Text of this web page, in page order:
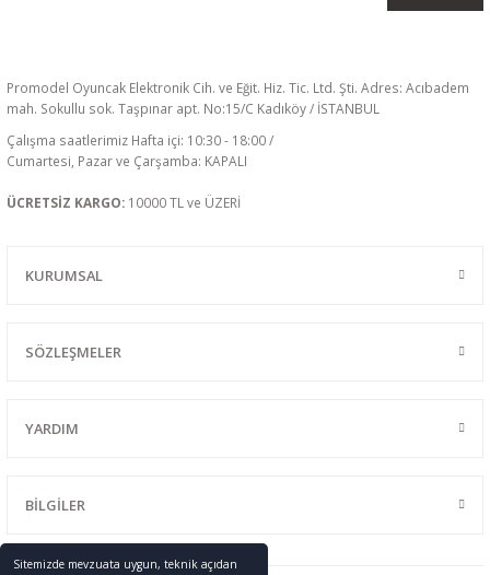
Sitemizde mevzuata uygun, teknik açıdan
Promodel Oyuncak Elektronik Cih. ve Eğit. Hiz. Tic. Ltd. Şti. Adres: Acıbadem
mah. Sokullu sok. Taşpınar apt. No:15/C Kadıköy / İSTANBUL
Çalışma saatlerimiz Hafta içi: 10:30 - 18:00 /
Cumartesi, Pazar ve Çarşamba: KAPALI
ÜCRETSİZ KARGO: 10000 TL ve ÜZERİ
KURUMSAL
SÖZLEŞMELER
YARDIM
BİLGİLER